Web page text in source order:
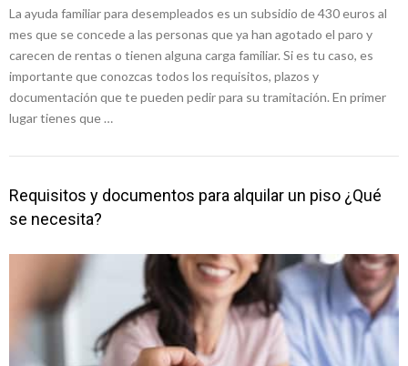
La ayuda familiar para desempleados es un subsidio de 430 euros al
mes que se concede a las personas que ya han agotado el paro y
carecen de rentas o tienen alguna carga familiar. Si es tu caso, es
importante que conozcas todos los requisitos, plazos y
documentación que te pueden pedir para su tramitación. En primer
lugar tienes que …
Requisitos y documentos para alquilar un piso ¿Qué
se necesita?